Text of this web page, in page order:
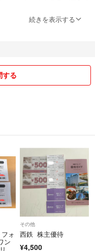
きましてありがとうござい
で、低価格でのお値引きや
あります）
にご連絡お願い致します。
のでご了承お願い致しま
などの特別な場合以外は、
す。
続きを表示する
する
ォ
ン
その他
西鉄 株主優待
¥4,500